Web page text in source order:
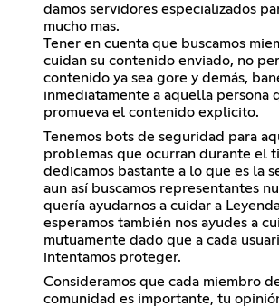
damos servidores especializados
mucho mas.
Tener en cuenta que buscamos
cuidan su contenido enviado, no
contenido ya sea gore y demás,
inmediatamente a aquella persona
promueva el contenido explicito.
Tenemos bots de seguridad para
problemas que ocurran durante el
dedicamos bastante a lo que es la
aun así buscamos representantes
quería ayudarnos a cuidar a
esperamos también nos ayudes a
mutuamente dado que a cada
intentamos proteger.
Consideramos que cada miembro
comunidad es importante, tu